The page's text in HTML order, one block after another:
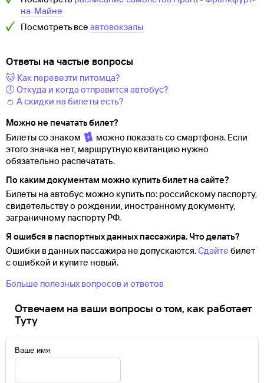
на-Майне
Посмотреть все автовокзалы
Ответы на частые вопросы
🐱 Как перевезти питомца?
🕔 Откуда и когда отправится автобус?
👛 А скидки на билеты есть?
Можно не печатать билет?
Билеты со знаком
можно показать со смартфона. Если
этого значка нет, маршрутную квитанцию нужно
обязательно распечатать.
По каким документам можно купить билет на сайте?
Билеты на автобус можно купить по: российскому паспорту,
свидетельству о рождении, иностранному документу,
заграничному паспорту РФ.
Я ошибся в паспортных данных пассажира. Что делать?
Ошибки в данных пассажира не допускаются.Сдайте билет
с ошибкой и купите новый.
Больше полезных вопросов и ответов
Отвечаем на ваши вопросы о том, как работает
Туту
Ваше имя